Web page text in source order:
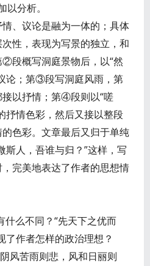
分析。
、议论是融为一体的；具体
性，表现为写景的独立，和
段概写洞庭景物后，以“然
论；第③段写洞庭风雨，第
以抒情；第④段则以“嗟
抒情色彩，然后又接以整段
色彩。文章最后又归于单纯
斯人，吾谁与归？”这样，写
完美地表达了作者的思想情
什么不同？“先天下之优而
了作者怎样的政治理想？
风苦雨则悲，风和日丽则